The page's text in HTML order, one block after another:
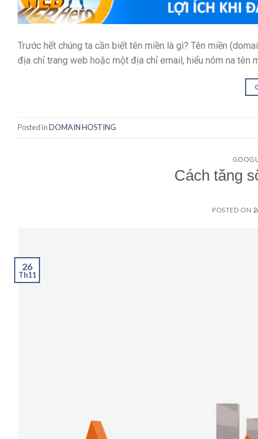
Trước hết chúng ta cần biết tên miền là gì? Tên miền
địa chỉ trang web hoặc một địa chỉ email, hiểu nôm na tên
Posted inDOMAIN HOSTING
Cách tăng
POSTED ON
26
Th11